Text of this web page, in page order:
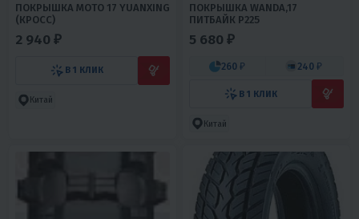
ПОКРЫШКА МОТО 17 YUANXING
(КРОСС)
2 940 ₽
В 1 КЛИК
Китай
ПОКРЫШКА WANDA,17
ПИТБАЙК Р225
5 680 ₽
260 ₽ 240 ₽
В 1 КЛИК
Китай